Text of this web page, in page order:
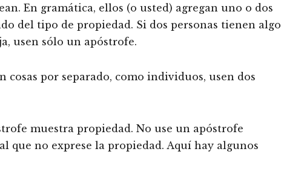
En gramática, ellos (o usted) agregan uno o dos
del tipo de propiedad. Si dos personas tienen algo
usen sólo un apóstrofe.
cosas por separado, como individuos, usen dos
muestra propiedad. No use un apóstrofe
que no exprese la propiedad. Aquí hay algunos